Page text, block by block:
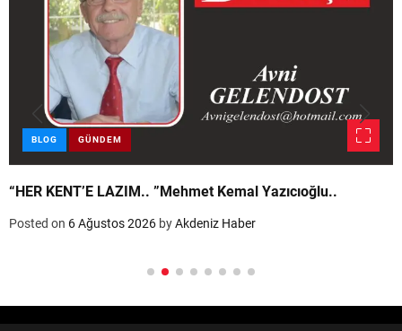
BLOG GÜNDEM
“HER KENT’E LAZIM.. ”Mehmet Kemal Yazıcıoğlu..
Posted on 6 Ağustos 2026 byAkdeniz Haber